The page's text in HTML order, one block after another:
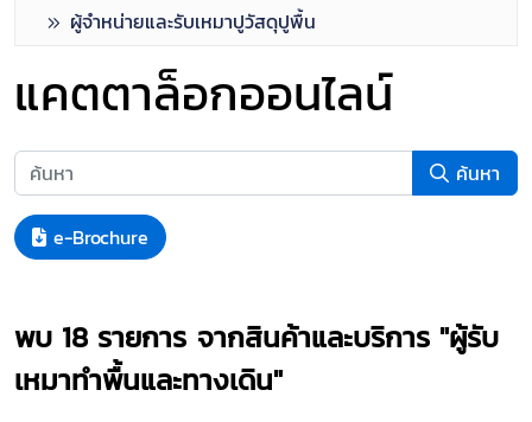
ผู้จำหน่ายและรับเหมาปูวัสดุปูพื้น
แคตตาล็อกออนไลน์
ค้นหา
e-Brochure
พบ 18 รายการ จากสินค้าและบริการ "ผู้รับ
เหมาทำพื้นและทางเดิน"